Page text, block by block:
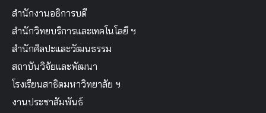
สำนักงานอธิการบดี
สำนักวิทยบริการและเทคโนโลยี ฯ
สำนักศิลปะและวัฒนธรรม
สถาบันวิจัยและพัฒนา
โรงเรียนสาธิตมหาวิทยาลัย ฯ
งานประชาสัมพันธ์